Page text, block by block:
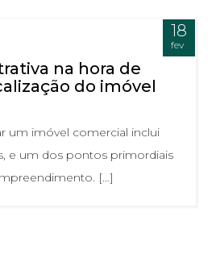
18
fev
na hora de
do imóvel
um imóvel comercial inclui
e um dos pontos primordiais
[…]